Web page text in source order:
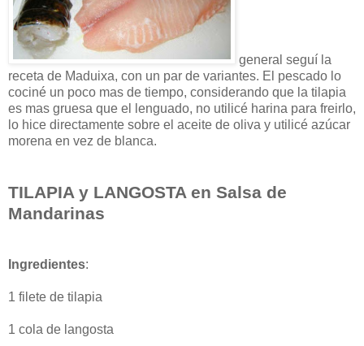
general seguí la
receta de Maduixa, con un par de variantes. El pescado lo
cociné un poco mas de tiempo, considerando que la tilapia
es mas gruesa que el lenguado, no utilicé harina para freirlo,
lo hice directamente sobre el aceite de oliva y utilicé azúcar
morena en vez de blanca.
TILAPIA y LANGOSTA en Salsa de
Mandarinas
Ingredientes:
1 filete de tilapia
1 cola de langosta